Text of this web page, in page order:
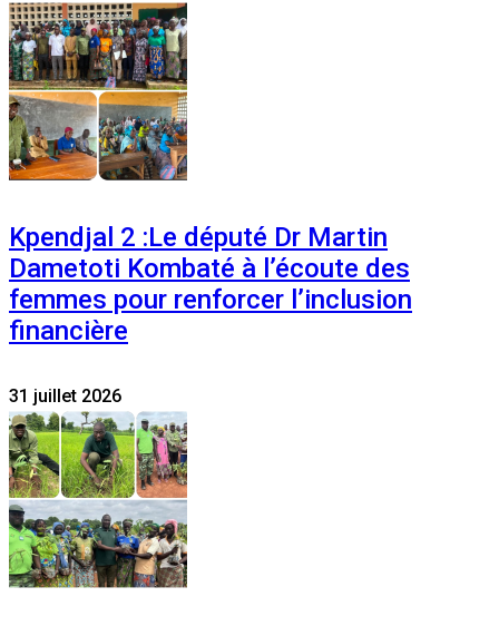
Kpendjal 2 :Le député Dr Martin
Dametoti Kombaté à l’écoute des
femmes pour renforcer l’inclusion
financière
31 juillet 2026